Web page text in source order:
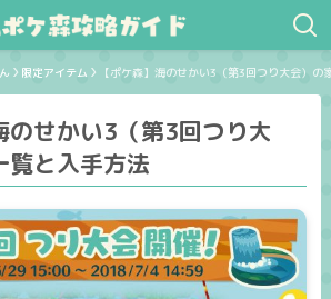
限定アイテム 【ポケ森】海のせかい3（第3回つり大会）の
のせかい3（第3回つり大
覧と入手方法